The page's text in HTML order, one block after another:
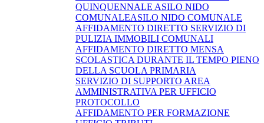
QUINQUENNALE ASILO NIDO
COMUNALEASILO NIDO COMUNALE
AFFIDAMENTO DIRETTO SERVIZIO DI
PULIZIA IMMOBILI COMUNALI
AFFIDAMENTO DIRETTO MENSA
SCOLASTICA DURANTE IL TEMPO PIENO
DELLA SCUOLA PRIMARIA
SERVIZIO DI SUPPORTO AREA
AMMINISTRATIVA PER UFFICIO
PROTOCOLLO
AFFIDAMENTO PER FORMAZIONE